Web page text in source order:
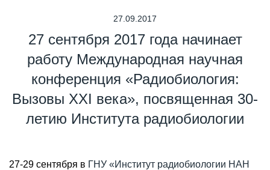
27.09.2017
27 сентября 2017 года начинает
работу Международная научная
конференция «Радиобиология:
Вызовы XXI века», посвященная 30-
летию Института радиобиологии
27-29 сентября в ГНУ «Институт радиобиологии НАН